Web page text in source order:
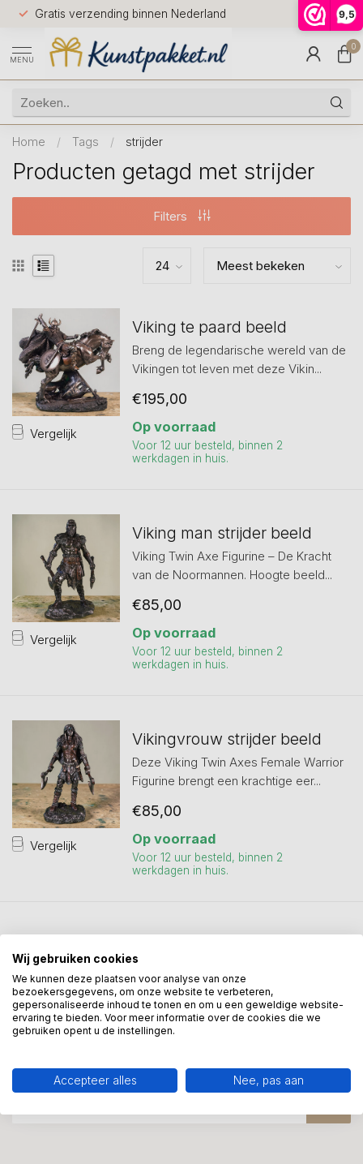
9,5
Gratis verzending binnen Nederland
Voor
huis
9.5
MENU
0
Home / Tags / strijder
Producten getagd met strijder
Filters
Vergelijk
Viking te paard beeld
Breng de legendarische wereld van de
Vikingen tot leven met deze Vikin...
€195,00
Op voorraad
Voor 12 uur besteld, binnen 2
werkdagen in huis.
Vergelijk
Viking man strijder beeld
Viking Twin Axe Figurine – De Kracht
van de Noormannen. Hoogte beeld...
€85,00
Op voorraad
Voor 12 uur besteld, binnen 2
werkdagen in huis.
Vergelijk
Vikingvrouw strijder beeld
Deze Viking Twin Axes Female Warrior
Figurine brengt een krachtige eer...
€85,00
Op voorraad
Voor 12 uur besteld, binnen 2
werkdagen in huis.
Toon1-3van 3
Schrijf je in en ontvang onze nieuwe aanbiedingen
Wij gebruiken cookies
We kunnen deze plaatsen voor analyse van onze
bezoekersgegevens, om onze website te verbeteren,
gepersonaliseerde inhoud te tonen en om u een geweldige website-
ervaring te bieden. Voor meer informatie over de cookies die we
gebruiken opent u de instellingen.
Accepteer alles Nee, pas aan